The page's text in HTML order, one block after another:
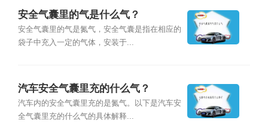
安全气囊里的气是什么气？
安全气囊里的气是氮气，安全气囊是指在相应的
袋子中充入一定的气体，安装于...
汽车安全气囊里充的什么气？
汽车内的安全气囊里充的是氮气。以下是汽车安
全气囊里充的什么气的具体解释...